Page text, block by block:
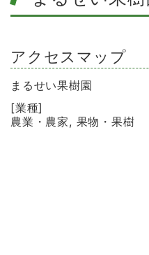
アクセスマップ
まるせい果樹園
[業種]
農業・農家, 果物・果樹